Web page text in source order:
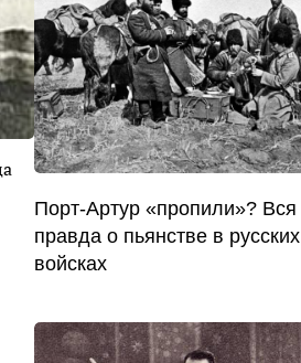
Порт-Артур «пропили»? Вся
правда о пьянстве в русских
войсках